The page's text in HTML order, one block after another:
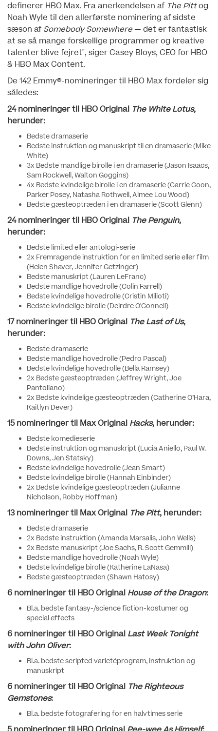
definerer HBO Max. Fra anerkendelsen af The Pittog
Noah Wyle til den allerførste nominering af sidste
sæson af Somebody Somewhere— det er fantastisk
at se så mange forskellige programmer og kreative
talenter blive fejret", siger Casey Bloys, CEO for HBO
& HBO Max Content.
De 142 Emmy®-nomineringer til HBO Max fordeler sig
således:
24 nomineringer til HBO Original The White Lotus,
herunder:
Bedste dramaserie
Bedste instruktion og manuskript til en dramaserie (Mike
White)
3x Bedste mandlige birolle i en dramaserie (Jason Isaacs,
Sam Rockwell, Walton Goggins)
4x Bedste kvindelige birolle i en dramaserie (Carrie Coon,
Parker Posey, Natasha Rothwell, Aimee Lou Wood)
Bedste gæsteoptræden i en dramaserie (Scott Glenn)
24 nomineringer til HBO Original The Penguin,
herunder:
Bedste limited eller antologi-serie
2x Fremragende instruktion for en limited serie eller film
(Helen Shaver, Jennifer Getzinger)
Bedste manuskript (Lauren LeFranc)
Bedste mandlige hovedrolle (Colin Farrell)
Bedste kvindelige hovedrolle (Cristin Milioti)
Bedste kvindelige birolle (Deirdre O'Connell)
17 nomineringer til HBO Original The Last of Us,
herunder:
Bedste dramaserie
Bedste mandlige hovedrolle (Pedro Pascal)
Bedste kvindelige hovedrolle (Bella Ramsey)
2x Bedste gæsteoptræden (Jeffrey Wright, Joe
Pantoliano)
2x Bedste kvindelige gæsteoptræden (Catherine O’Hara,
Kaitlyn Dever)
15 nomineringer til Max Original Hacks, herunder:
Bedste komedieserie
Bedste instruktion og manuskript (Lucia Aniello, Paul W.
Downs, Jen Statsky)
Bedste kvindelige hovedrolle (Jean Smart)
Bedste kvindelige birolle (Hannah Einbinder)
2x Bedste kvindelige gæsteoptræden (Julianne
Nicholson, Robby Hoffman)
13 nomineringer til Max Original The Pitt, herunder:
Bedste dramaserie
2x Bedste instruktion (Amanda Marsalis, John Wells)
2x Bedste manuskript (Joe Sachs, R. Scott Gemmill)
Bedste mandlige hovedrolle (Noah Wyle)
Bedste kvindelige birolle (Katherine LaNasa)
Bedste gæsteoptræden (Shawn Hatosy)
6 nomineringer til HBO Original House of the Dragon:
Bl.a. bedste fantasy-/science fiction-kostumer og
special effects
6 nomineringer til HBO Original Last Week Tonight
with John Oliver:
Bl.a. bedste scripted varietéprogram, instruktion og
manuskript
6 nomineringer til HBO Original The Righteous
Gemstones:
Bl.a. bedste fotografering for en halvtimes serie